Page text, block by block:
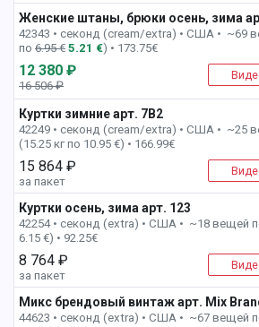
Женские штаны, брюки осень, зима
42343 • секонд (cream/extra) • США • ~69
по 6.95 € 5.21 €) • 173.75€
12 380 ₽
16 506 ₽
Куртки зимние арт. 7B2
42249 • секонд (cream/extra) • США • ~25
(15.25 кг по 10.95 €) • 166.99€
15 864 ₽
за пакет
Куртки осень, зима арт. 123
42254 • секонд (extra) • США • ~18 вещей
6.15 €) • 92.25€
8 764 ₽
за пакет
Микс брендовый винтаж арт. Mix
44623 • секонд (extra) • США • ~67 вещей